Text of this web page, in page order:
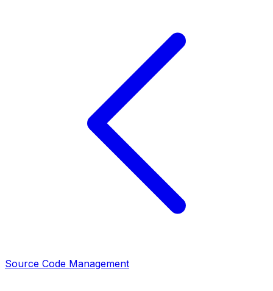
Source Code Management